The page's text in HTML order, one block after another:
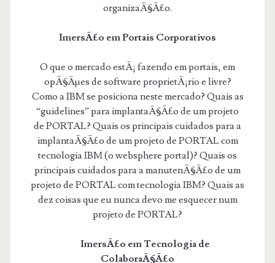
organizaÃ§Ã£o.
ImersÃ£o em Portais Corporativos
O que o mercado estÃ¡ fazendo em portais, em
opÃ§Ãµes de software proprietÃ¡rio e livre?
Como a IBM se posiciona neste mercado? Quais as
“guidelines” para implantaÃ§Ã£o de um projeto
de PORTAL? Quais os principais cuidados para a
implantaÃ§Ã£o de um projeto de PORTAL com
tecnologia IBM (o websphere portal)? Quais os
principais cuidados para a manutenÃ§Ã£o de um
projeto de PORTAL com tecnologia IBM? Quais as
dez coisas que eu nunca devo me esquecer num
projeto de PORTAL?
ImersÃ£o em Tecnologia de
ColaboraÃ§Ã£o